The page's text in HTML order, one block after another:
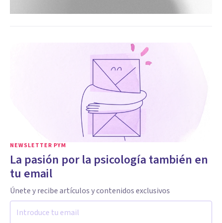
NEWSLETTER PYM
La pasión por la psicología también en
tu email
Únete y recibe artículos y contenidos exclusivos